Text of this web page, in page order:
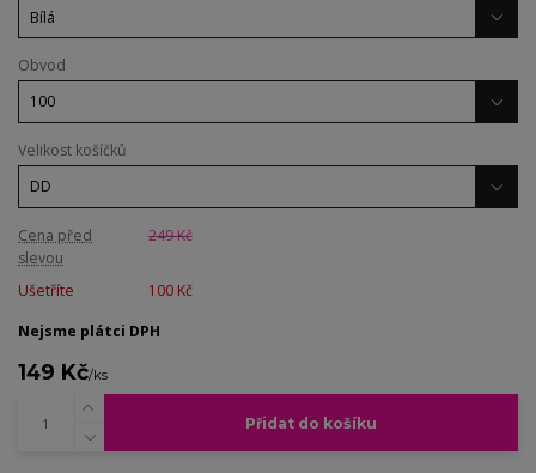
Obvod
Velikost košíčků
Cena před
slevou
249 Kč
Ušetříte
100 Kč
Nejsme plátci DPH
149 Kč/ks
Přidat do košíku